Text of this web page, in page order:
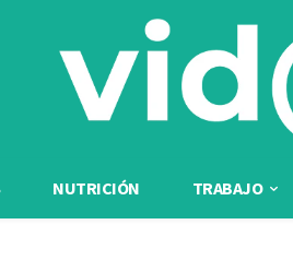
NUTRICIÓN TRABAJO